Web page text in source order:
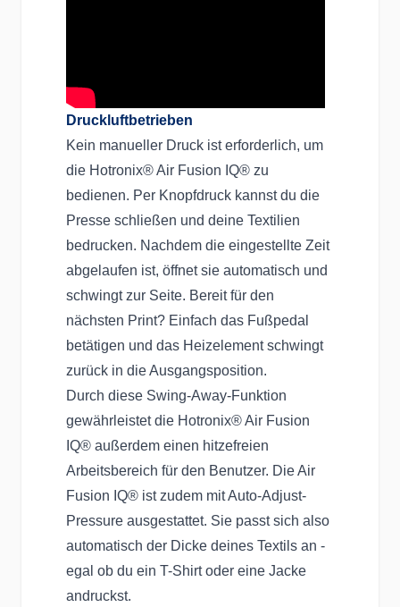
Druckluftbetrieben
Kein manueller Druck ist erforderlich, um
die Hotronix® Air Fusion IQ® zu
bedienen. Per Knopfdruck kannst du die
Presse schließen und deine Textilien
bedrucken. Nachdem die eingestellte Zeit
abgelaufen ist, öffnet sie automatisch und
schwingt zur Seite. Bereit für den
nächsten Print? Einfach das Fußpedal
betätigen und das Heizelement schwingt
zurück in die Ausgangsposition.
Durch diese Swing-Away-Funktion
gewährleistet die Hotronix® Air Fusion
IQ® außerdem einen hitzefreien
Arbeitsbereich für den Benutzer. Die Air
Fusion IQ® ist zudem mit Auto-Adjust-
Pressure ausgestattet. Sie passt sich also
automatisch der Dicke deines Textils an -
egal ob du ein T-Shirt oder eine Jacke
andruckst.